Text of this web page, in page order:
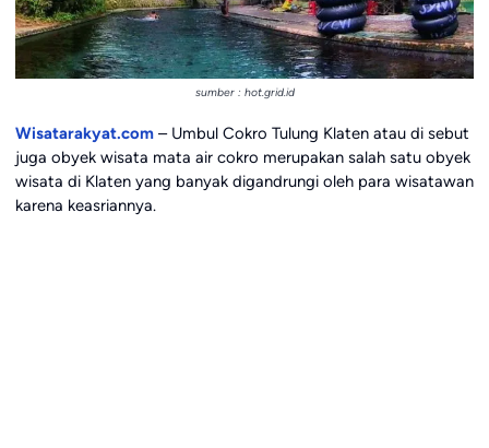
sumber : hot.grid.id
Wisatarakyat.com– Umbul Cokro Tulung Klaten atau di sebut
juga obyek wisata mata air cokro merupakan salah satu obyek
wisata di Klaten yang banyak digandrungi oleh para wisatawan
karena keasriannya.